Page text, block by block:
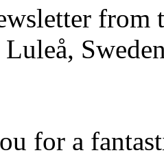
from
Luleå,
for a